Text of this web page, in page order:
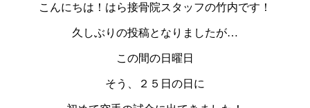
こんにちは！はら接骨院スタッフの竹内です！
久しぶりの投稿となりましたが…
この間の日曜日
そう、２５日の日に